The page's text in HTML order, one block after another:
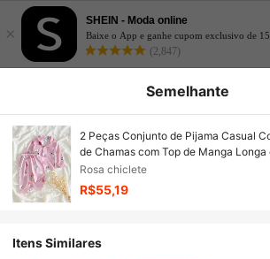
×
SHEIN - Moda online
Baixe o App e ganhe cupom exclusivo de
(2,847)
Semelhante
2 Peças Conjunto de Pijama Casual
de Chamas com Top de Manga
de Coração Fofa e Elegante para
Rosa chiclete
R$55,19
Itens Similares